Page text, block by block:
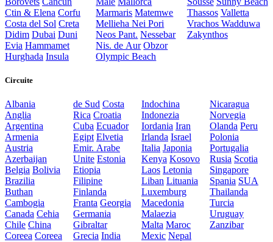
Ctin & Elena Corfu
Costa del Sol Creta
Didim Dubai Duni
Evia Hammamet
Hurghada Insula
Marmaris Matemwe
MelliehaNei Pori
Neos Pant. Nessebar
Nis. de Aur Obzor
Olympic Beach
Thassos Valletta
Vrachos Wadduwa
Zakynthos
Circuite
Albania
Anglia
Argentina
Armenia
Austria
Azerbaijan
Belgia Bolivia
Brazilia
Buthan
Cambogia
Canada Cehia
Chile China
Coreea Coreea
de Sud Costa
Rica Croatia
Cuba Ecuador
Egipt Elvetia
Emir. Arabe
Unite Estonia
Etiopia
Filipine
Finlanda
Franta Georgia
Germania
Gibraltar
Grecia India
Indochina
Indonezia
Iordania Iran
Irlanda Israel
Italia Japonia
Kenya Kosovo
Laos Letonia
Liban Lituania
Luxemburg
Macedonia
Malaezia
Malta Maroc
Mexic Nepal
Nicaragua
Norvegia
Olanda Peru
Polonia
Portugalia
Rusia Scotia
Singapore
Spania SUA
Thailanda
Turcia
Uruguay
Zanzibar